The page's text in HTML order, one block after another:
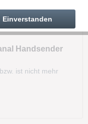
Handsender
ist nicht mehr
Einverstanden